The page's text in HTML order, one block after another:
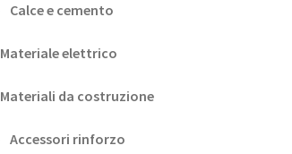
Calce e cemento
Materiale elettrico
Materiali da costruzione
Accessori rinforzo